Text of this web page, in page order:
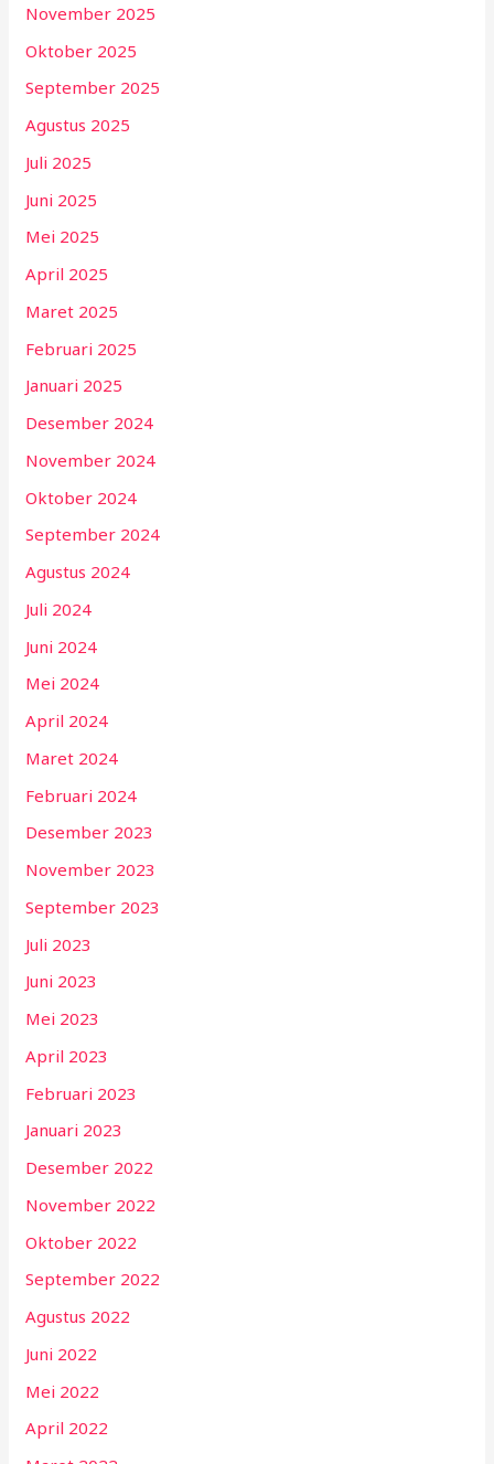
November 2025
Oktober 2025
September 2025
Agustus 2025
Juli 2025
Juni 2025
Mei 2025
April 2025
Maret 2025
Februari 2025
Januari 2025
Desember 2024
November 2024
Oktober 2024
September 2024
Agustus 2024
Juli 2024
Juni 2024
Mei 2024
April 2024
Maret 2024
Februari 2024
Desember 2023
November 2023
September 2023
Juli 2023
Juni 2023
Mei 2023
April 2023
Februari 2023
Januari 2023
Desember 2022
November 2022
Oktober 2022
September 2022
Agustus 2022
Juni 2022
Mei 2022
April 2022